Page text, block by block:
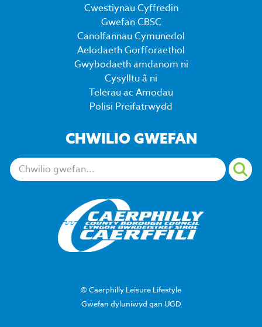
Cwestiynau Cyffredin
Gwefan CBSC
Canolfannau Cymunedol
Aelodaeth Gorfforaethol
Gwybodaeth amdanom ni
Cysylltu â ni
Telerau ac Amodau
Polisi Preifatrwydd
CHWILIO GWEFAN
© Caerphilly Leisure Lifestyle
Gwefan dyluniwyd gan UGD